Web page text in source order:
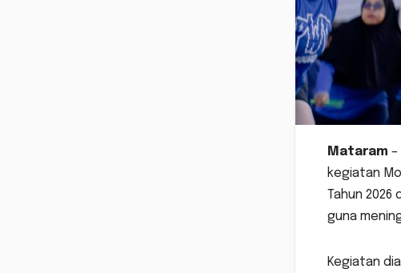
Mataram –
kegiatan
Tahun
guna
Kegiatan